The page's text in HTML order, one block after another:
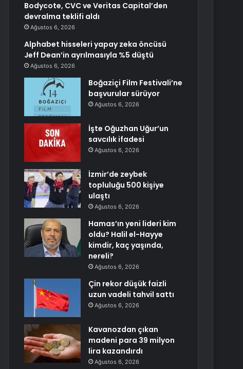
Bodycote, CVC ve Veritas Capital’den
devralma teklifi aldı
Ağustos 6, 2026
Alphabet hisseleri yapay zeka öncüsü
Jeff Dean’in ayrılmasıyla %5 düştü
Ağustos 6, 2026
Boğaziçi Film Festivali’ne
başvurular sürüyor
Ağustos 6, 2026
İşte Oğuzhan Uğur’un
savcılık ifadesi
Ağustos 6, 2026
İzmir’de zeybek
topluluğu 500 kişiye
ulaştı
Ağustos 6, 2026
Hamas’ın yeni lideri kim
oldu? Halil el-Hayye
kimdir, kaç yaşında,
nereli?
Ağustos 6, 2026
Çin rekor düşük faizli
uzun vadeli tahvil sattı
Ağustos 6, 2026
Kavanozdan çıkan
madeni para 39 milyon
lira kazandırdı
Ağustos 6, 2026